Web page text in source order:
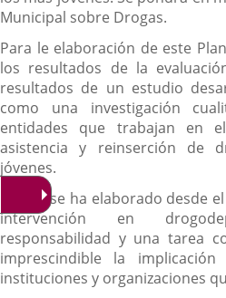
Municipal sobre Drogas.
Para le elaboración de este
los resultados de la
resultados de un estudio
como una investigación
entidades que trabajan en
asistencia y reinserción de
jóvenes.
El Plan se ha elaborado desde
intervención en
responsabilidad y una tarea
imprescindible la
instituciones y organizaciones